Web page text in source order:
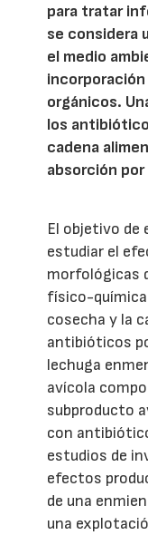
para tratar
se considera
el medio
orgánicos.
los
cadena
absorción
El objetivo
estudiar el
morfológicas
físico-
cosecha y la
antibióticos
lechuga
avícola
subproducto
con
estudios de
efectos
de una
una